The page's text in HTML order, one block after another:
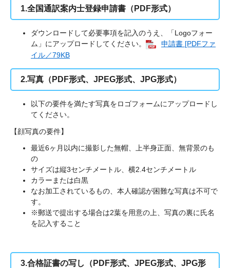
1.全国通訳案内士登録申請書（PDF形式）
ダウンロードして必要事項を記入のうえ、「Logoフォー
ム」にアップロードしてください。
申請書 [PDFファ
イル／79KB
2.写真（PDF形式、JPEG形式、JPG形式）
以下の要件を満たす写真をロゴフォームにアップロードし
てください。
【顔写真の要件】
最近6ヶ月以内に撮影した無帽、上半身正面、無背景のも
の
サイズは縦3センチメートル、横2.4センチメートル
カラーまたは白黒
なお加工されているもの、本人確認が困難な写真は不可で
す。
※郵送で提出する場合は2葉を用意の上、写真の裏に氏名
を記入すること
3.合格証書の写し（PDF形式、JPEG形式、JPG形